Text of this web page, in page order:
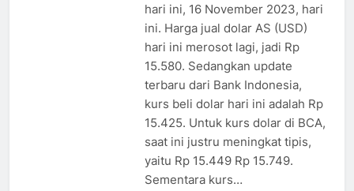
hari ini, 16 November 2023, hari
ini. Harga jual dolar AS (USD)
hari ini merosot lagi, jadi Rp
15.580. Sedangkan update
terbaru dari Bank Indonesia,
kurs beli dolar hari ini adalah Rp
15.425. Untuk kurs dolar di BCA,
saat ini justru meningkat tipis,
yaitu Rp 15.449 Rp 15.749.
Sementara kurs…